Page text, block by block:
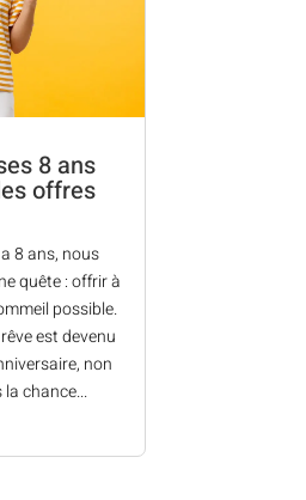
8 ans
offres
8 ans, nous
quête : offrir à
possible.
est devenu
non
chance...